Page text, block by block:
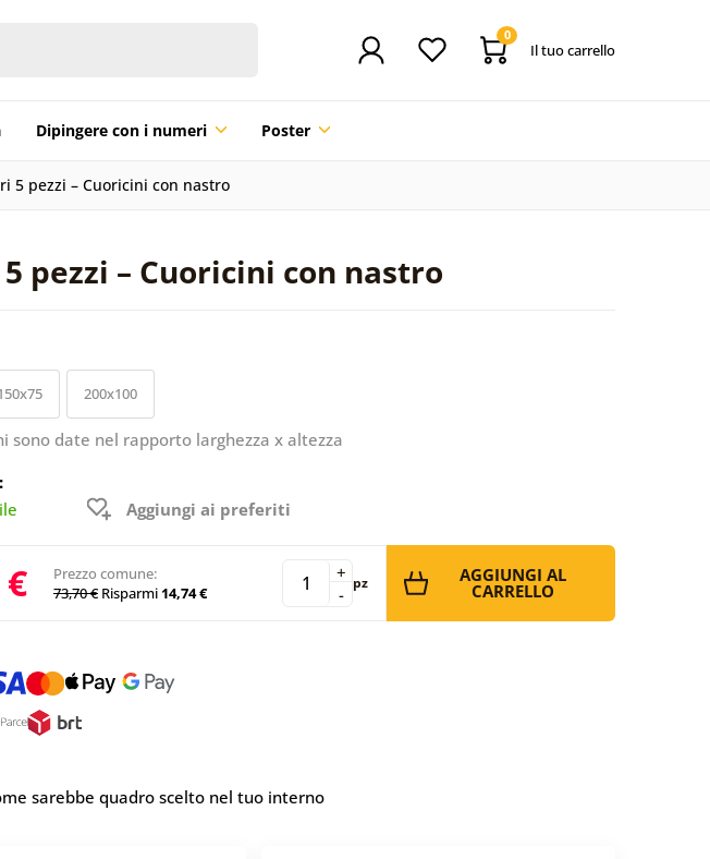
0
Il tuo carrello
Dipingere con i numeri Poster
5 pezzi – Cuoricini con nastro
pezzi – Cuoricini con nastro
200x100
sono date nel rapporto larghezza x altezza
Aggiungi ai preferiti
Prezzo comune:
73,70 € Risparmi 14,74 € -
+ pz AGGIUNGI AL
CARRELLO
sarebbe quadro scelto nel tuo interno